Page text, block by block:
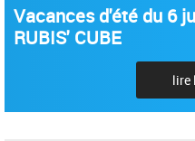
Vacances d'été du 6
RUBIS' CUBE
lire